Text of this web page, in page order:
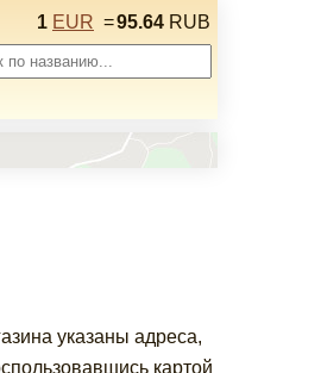
1 EUR =95.64 RUB
указаны адреса,
картой